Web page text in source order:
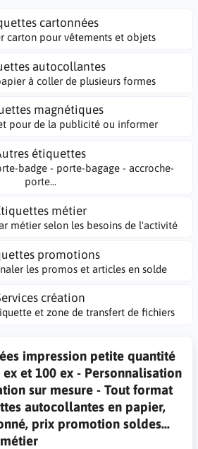
cartonnées
carton pour vêtements et objets
autocollantes
à coller de plusieurs formes
magnétiques
pour de la publicité ou informer
étiquettes
badge - porte-bagage - accroche-
porte...
métier
métier selon les besoins de l'activité
promotions
les promos et articles en solde
création
et zone de transfert de fichiers
impression petite quantité
ex et 100 ex - Personnalisation
sur mesure - Tout format
autocollantes en papier,
prix promotion soldes...